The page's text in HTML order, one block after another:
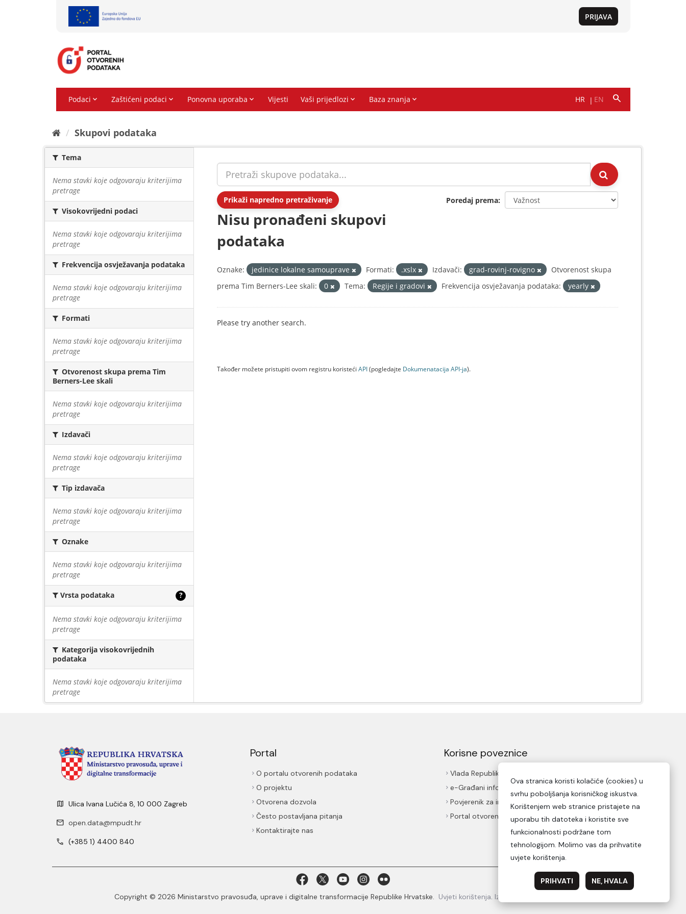
Skupovi podаtаkа
Tema
Nema stavki koje odgovaraju kriterijima
pretrage
Visokovrijedni podaci
Nema stavki koje odgovaraju kriterijima
pretrage
Frekvencija osvježavanja podataka
Nema stavki koje odgovaraju kriterijima
pretrage
Formati
Nema stavki koje odgovaraju kriterijima
pretrage
Otvorenost skupa prema Tim
Berners-Lee skali
Nema stavki koje odgovaraju kriterijima
pretrage
Izdavači
Nema stavki koje odgovaraju kriterijima
pretrage
Tip izdavača
Nema stavki koje odgovaraju kriterijima
pretrage
Oznake
Nema stavki koje odgovaraju kriterijima
pretrage
Vrsta podataka ?
Nema stavki koje odgovaraju kriterijima
pretrage
Kategorija visokovrijednih
podataka
Nema stavki koje odgovaraju kriterijima
pretrage
Prikaži napredno pretraživanje Poredaj prema
Nisu pronađeni skupovi
podataka
Oznake: jedinice lokalne samouprave Formati: .xslx Izdavači: grad-rovinj-rovigno
Otvorenost skupa
prema Tim Berners-Lee skali:
0 Tema: Regije i gradovi Frekvencija osvježavanja podataka: yearly
Please try another search.
Također možete pristupiti ovom registru koristeći API(pogledajte Dokumenаtаcijа API-jа).